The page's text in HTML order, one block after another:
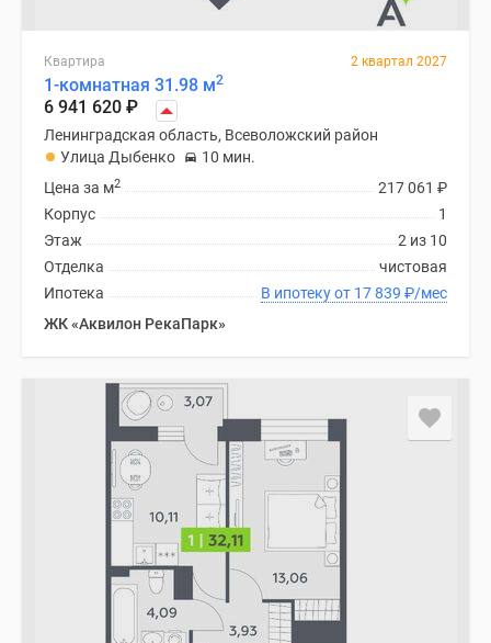
Квартира 2 квартал 2027
1-комнатная 31.98 м2
6 941 620 ₽
Ленинградская область, Всеволожский район
Улица Дыбенко
10 мин.
217 061 ₽
Цена за м2
1
Корпус
2 из 10
Этаж
чистовая
Отделка
В ипотеку от 17 839 ₽/мес
Ипотека
ЖК «Аквилон РекаПарк»